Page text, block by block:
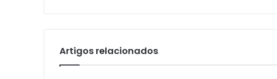
Artigos relacionados